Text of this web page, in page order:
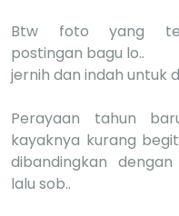
Btw foto yang
postingan bagu lo..
jernih dan indah untuk
Perayaan tahun
kayaknya kurang
dibandingkan
lalu sob..